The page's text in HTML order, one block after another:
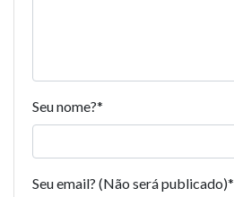
Seu nome?*
Seu email? (Não será publicado)*